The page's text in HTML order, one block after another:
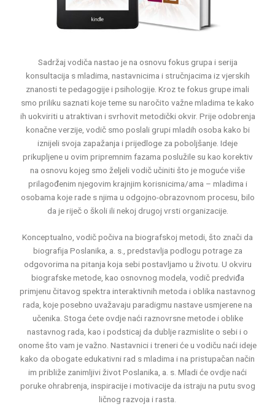
Sadržaj vodiča nastao je na osnovu fokus grupa i serija
konsultacija s mladima, nastavnicima i stručnjacima iz vjerskih
znanosti te pedagogije i psihologije. Kroz te fokus grupe imali
smo priliku saznati koje teme su naročito važne mladima te kako
ih uokviriti u atraktivan i svrhovit metodički okvir. Prije odobrenja
konačne verzije, vodič smo poslali grupi mladih osoba kako bi
iznijeli svoja zapažanja i prijedloge za poboljšanje. Ideje
prikupljene u ovim pripremnim fazama poslužile su kao korektiv
na osnovu kojeg smo željeli vodič učiniti što je moguće više
prilagođenim njegovim krajnjim korisnicima/ama – mladima i
osobama koje rade s njima u odgojno-obrazovnom procesu, bilo
da je riječ o školi ili nekoj drugoj vrsti organizacije.
Konceptualno, vodič počiva na biografskoj metodi, što znači da
biografija Poslanika, a. s., predstavlja podlogu potrage za
odgovorima na pitanja koja sebi postavljamo u životu. U okviru
biografske metode, kao osnovnog modela, vodič predviđa
primjenu čitavog spektra interaktivnih metoda i oblika nastavnog
rada, koje posebno uvažavaju paradigmu nastave usmjerene na
učenika. Stoga ćete ovdje naći raznovrsne metode i oblike
nastavnog rada, kao i podsticaj da dublje razmislite o sebi i o
onome što vam je važno. Nastavnici i treneri će u vodiču naći ideje
kako da obogate edukativni rad s mladima i na pristupačan način
im približe zanimljivi život Poslanika, a. s. Mladi će ovdje naći
poruke ohrabrenja, inspiracije i motivacije da istraju na putu svog
ličnog razvoja i rasta.